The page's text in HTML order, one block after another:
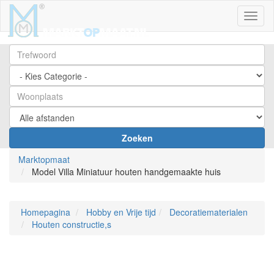
Zoeken
Marktopmaat
Model Villa Miniatuur houten handgemaakte huis
Homepagina Hobby en Vrije tijd
Decoratiematerialen
Houten constructie,s